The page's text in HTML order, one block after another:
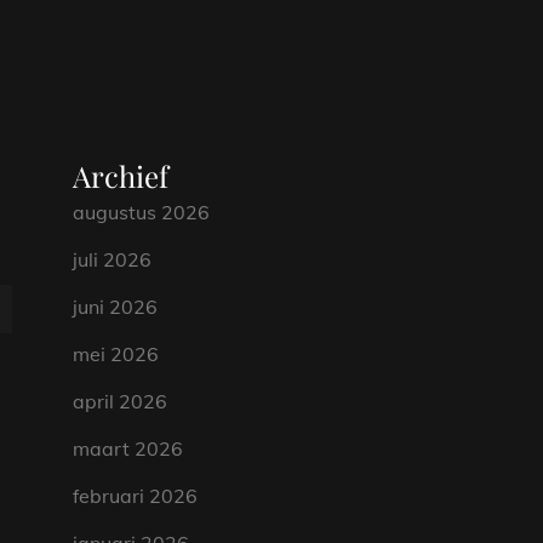
Archief
augustus 2026
juli 2026
juni 2026
mei 2026
april 2026
maart 2026
februari 2026